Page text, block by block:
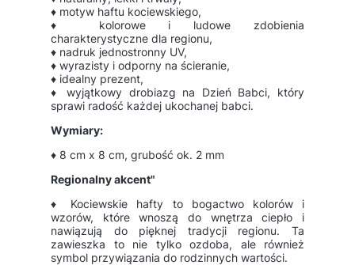
♦ motyw haftu kociewskiego,
♦ kolorowe i ludowe zdobienia
charakterystyczne dla regionu,
♦ nadruk jednostronny UV,
♦ wyrazisty i odporny na ścieranie,
♦ idealny prezent,
♦ wyjątkowy drobiazg na Dzień Babci, który
sprawi radość każdej ukochanej babci.
Wymiary:
♦ 8 cm x 8 cm, grubość ok. 2 mm
Regionalny akcent"
♦ Kociewskie hafty to bogactwo kolorów i
wzorów, które wnoszą do wnętrza ciepło i
nawiązują do pięknej tradycji regionu. Ta
zawieszka to nie tylko ozdoba, ale również
symbol przywiązania do rodzinnych wartości.